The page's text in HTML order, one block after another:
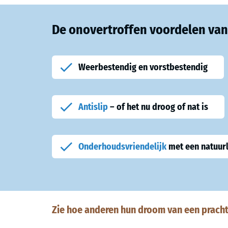
De onovertroffen voordelen
Weerbestendig en vorstbestendig
Antislip– of het nu droog of nat is
Onderhoudsvriendelijk met een
Zie hoe anderen hun droom van een